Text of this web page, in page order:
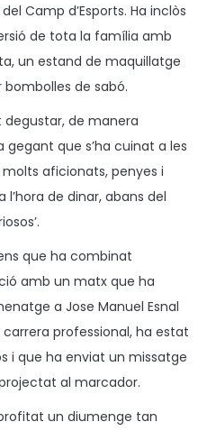
Camp d’Esports. Ha inclòs
de tota la família amb
un estand de maquillatge
de sabó.
degustar, de manera
que s’ha cuinat a les
molts aficionats, penyes i
de dinar, abans del
que ha combinat
amb un matx que ha
a Jose Manuel Esnal
carrera professional, ha estat
i que ha enviat un missatge
al marcador.
un diumenge tan